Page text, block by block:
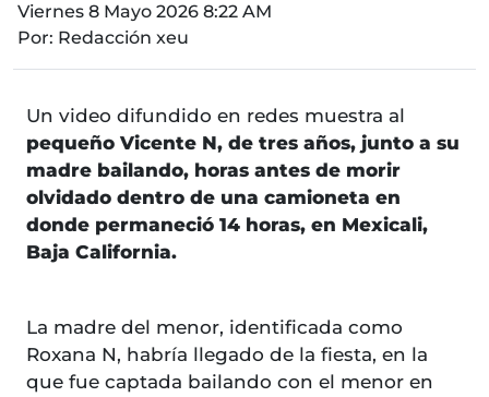
Viernes 8 Mayo 2026 8:22 AM
Por: Redacción xeu
Un video difundido en redes muestra al
pequeño Vicente N, de tres años, junto a su
madre bailando, horas antes de morir
olvidado dentro de una camioneta en
donde permaneció 14 horas, en Mexicali,
Baja California.
La madre del menor, identificada como
Roxana N, habría llegado de la fiesta, en la
que fue captada bailando con el menor en